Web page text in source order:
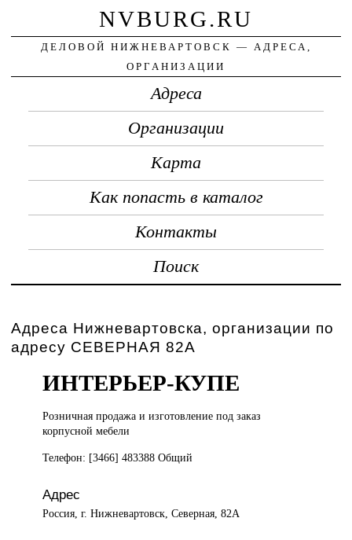
NVBURG.RU
ДЕЛОВОЙ НИЖНЕВАРТОВСК — АДРЕСА,
ОРГАНИЗАЦИИ
Адреса
Организации
Карта
Как попасть в каталог
Контакты
Поиск
Адреса Нижневартовска, организации по
адресу СЕВЕРНАЯ 82А
ИНТЕРЬЕР-КУПЕ
Розничная продажаи изготовление под заказ
корпусной мебели
Телефон: [3466] 483388 Общий
Адрес
Россия, г. Нижневартовск, Северная, 82А